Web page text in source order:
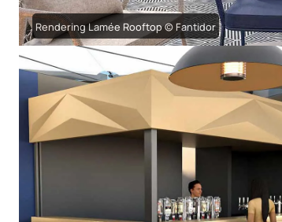
Rendering Lamée Rooftop © Fantidor